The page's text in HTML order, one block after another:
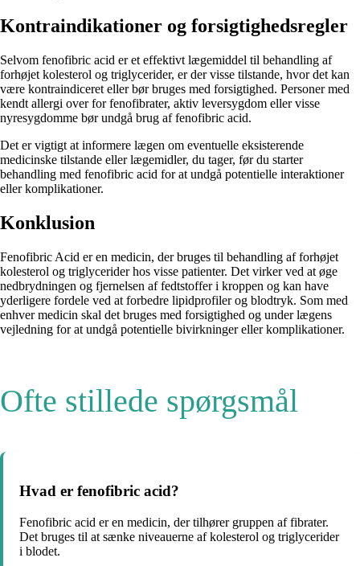
Kontraindikationer og forsigtighedsregler
Selvom fenofibric acid er et effektivt lægemiddel til behandling af
forhøjet kolesterol og triglycerider, er der visse tilstande, hvor det kan
være kontraindiceret eller bør bruges med forsigtighed. Personer med
kendt allergi over for fenofibrater, aktiv leversygdom eller visse
nyresygdomme bør undgå brug af fenofibric acid.
Det er vigtigt at informere lægen om eventuelle eksisterende
medicinske tilstande eller lægemidler, du tager, før du starter
behandling med fenofibric acid for at undgå potentielle interaktioner
eller komplikationer.
Konklusion
Fenofibric Acid er en medicin, der bruges til behandling af forhøjet
kolesterol og triglycerider hos visse patienter. Det virker ved at øge
nedbrydningen og fjernelsen af fedtstoffer i kroppen og kan have
yderligere fordele ved at forbedre lipidprofiler og blodtryk. Som med
enhver medicin skal det bruges med forsigtighed og under lægens
vejledning for at undgå potentielle bivirkninger eller komplikationer.
Ofte stillede spørgsmål
Hvad er fenofibric acid?
Fenofibric acid er en medicin, der tilhører gruppen af fibrater.
Det bruges til at sænke niveauerne af kolesterol og triglycerider
i blodet.